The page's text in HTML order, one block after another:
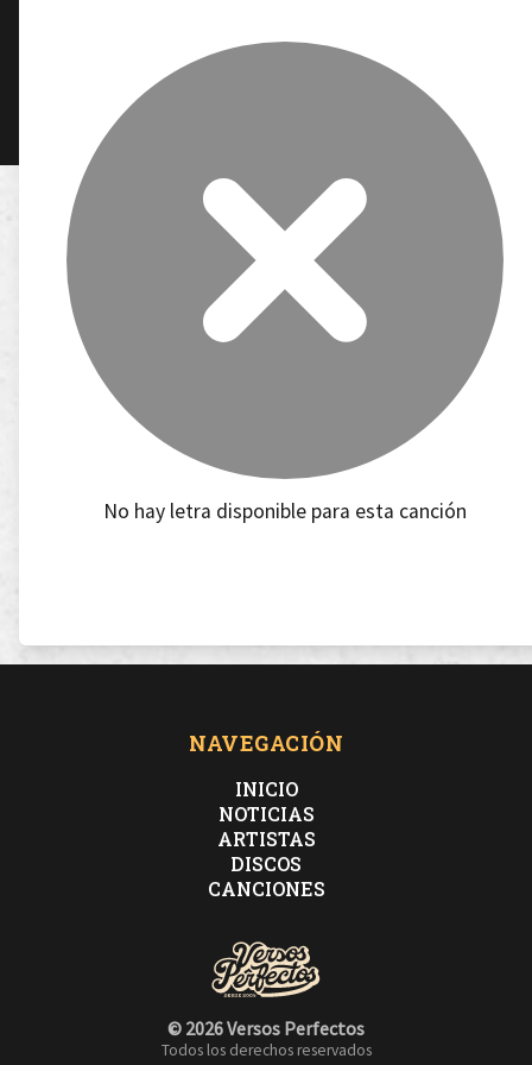
No hay letra disponible para esta canción
NAVEGACIÓN
INICIO
NOTICIAS
ARTISTAS
DISCOS
CANCIONES
© 2026 Versos Perfectos
Todos los derechos reservados